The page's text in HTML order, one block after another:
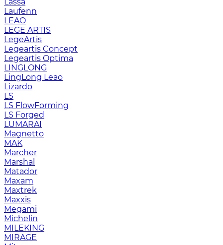
Laufenn
LEAO
LEGE ARTIS
LegeArtis
Legeartis Concept
Legeartis Optima
LINGLONG
LingLong Leao
Lizardo
LS
LS FlowForming
LS Forged
LUMARAI
Magnetto
MAK
Marcher
Marshal
Matador
Maxam
Maxtrek
Maxxis
Megami
Michelin
MILEKING
MIRAGE